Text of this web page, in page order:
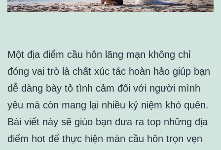
Một địa điểm cầu hôn lãng mạn không chỉ
đóng vai trò là chất xúc tác hoàn hảo giúp bạn
dễ dàng bày tỏ tình cảm đối với người mình
yêu mà còn mang lại nhiều kỷ niệm khó quên.
Bài viết này sẽ giúo bạn đưa ra top những địa
điểm hot để thực hiện màn cầu hôn trọn vẹn